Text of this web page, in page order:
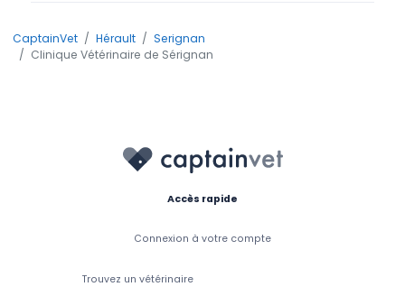
CaptainVet Hérault
Serignan
Clinique Vétérinaire de Sérignan
Accès rapide
Connexion à votre compte
Trouvez un vétérinaire